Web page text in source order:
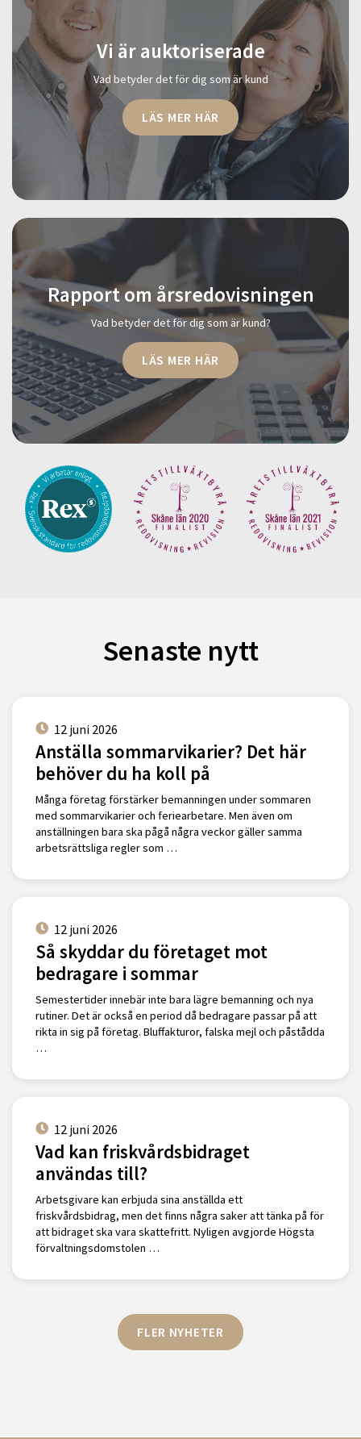
Vi är auktoriserade
Vad betyder det för dig som är kund
LÄS MER HÄR
Rapport om årsredovisningen
Vad betyder det för dig som är kund?
LÄS MER HÄR
Senaste nytt
12 juni 2026
Anställa sommarvikarier? Det här
behöver du ha koll på
Många företag förstärker bemanningen under sommaren
med sommarvikarier och feriearbetare. Men även om
anställningen bara ska pågå några veckor gäller samma
arbetsrättsliga regler som …
12 juni 2026
Så skyddar du företaget mot
bedragare i sommar
Semestertider innebär inte bara lägre bemanning och nya
rutiner. Det är också en period då bedragare passar på att
rikta in sig på företag. Bluffakturor, falska mejl och påstådda
…
12 juni 2026
Vad kan friskvårdsbidraget
användas till?
Arbetsgivare kan erbjuda sina anställda ett
friskvårdsbidrag, men det finns några saker att tänka på för
att bidraget ska vara skattefritt. Nyligen avgjorde Högsta
förvaltningsdomstolen …
FLER NYHETER